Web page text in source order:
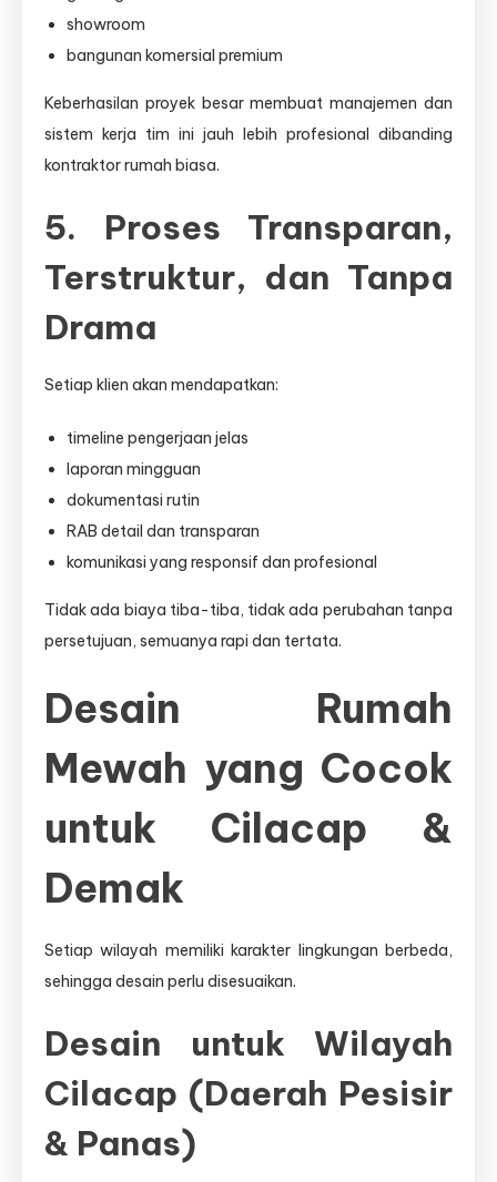
showroom
bangunan komersial premium
Keberhasilan proyek besar membuat manajemen dan
sistem kerja tim ini jauh lebih profesional dibanding
kontraktor rumah biasa.
5. Proses Transparan,
Terstruktur, dan Tanpa
Drama
Setiap klien akan mendapatkan:
timeline pengerjaan jelas
laporan mingguan
dokumentasi rutin
RAB detail dan transparan
komunikasi yang responsif dan profesional
Tidak ada biaya tiba-tiba, tidak ada perubahan tanpa
persetujuan, semuanya rapi dan tertata.
Desain Rumah
Mewah yang Cocok
untuk Cilacap &
Demak
Setiap wilayah memiliki karakter lingkungan berbeda,
sehingga desain perlu disesuaikan.
Desain untuk Wilayah
Cilacap (Daerah Pesisir
& Panas)